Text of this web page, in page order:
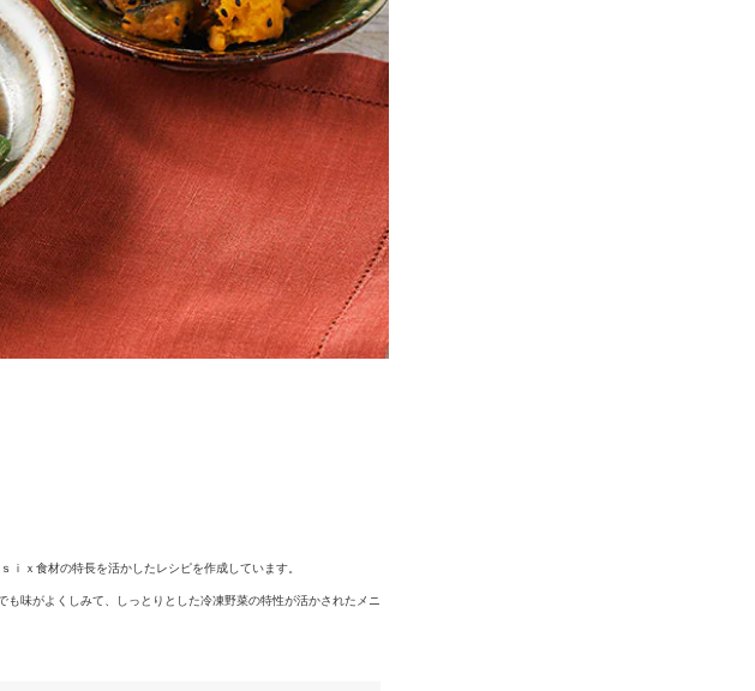
感チーズ
オードブル
ｉｘ食材の特長を活かしたレシピを作成しています。
味がよくしみて、しっとりとした冷凍野菜の特性が活かされたメニ